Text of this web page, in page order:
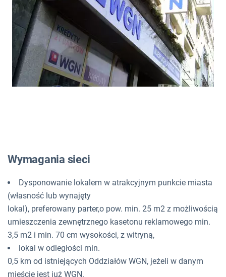
Wymagania sieci
Dysponowanie lokalem w atrakcyjnym punkcie miasta
(własność lub wynajęty
lokal), preferowany parter,o pow. min. 25 m2 z możliwością
umieszczenia zewnętrznego kasetonu reklamowego min.
3,5 m2 i min. 70 cm wysokości, z witryną,
lokal w odległości min.
0,5 km od istniejących Oddziałów WGN, jeżeli w danym
mieście jest już WGN.